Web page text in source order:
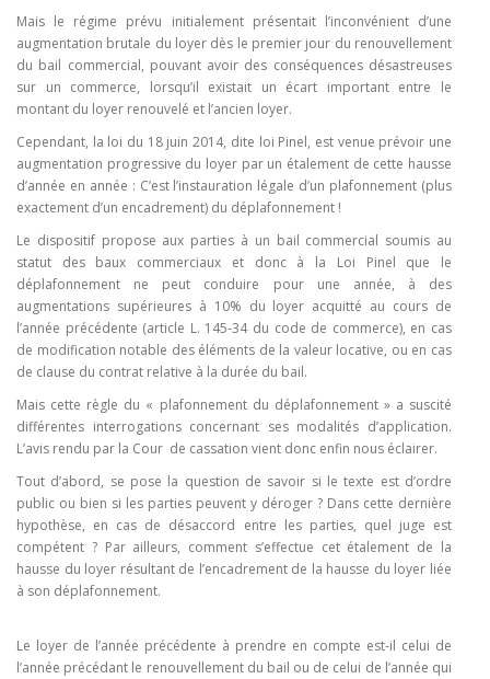
Mais le régime prévu initialement présentait l’inconvénient d’une
augmentation brutale du loyer dès le premier jour du renouvellement
du bail commercial, pouvant avoir des conséquences désastreuses
sur un commerce, lorsqu’il existait un écart important entre le
montant du loyer renouvelé et l’ancien loyer.
Cependant, la loi du 18 juin 2014, dite loi Pinel, est venue prévoir une
augmentation progressive du loyer par un étalement de cette hausse
d’année en année : C’est l’instauration légale d’un plafonnement (plus
exactement d’un encadrement) du déplafonnement !
Le dispositif propose aux parties à un bail commercial soumis au
statut des baux commerciaux et donc à la Loi Pinel que le
déplafonnement ne peut conduire pour une année, à des
augmentations supérieures à 10% du loyer acquitté au cours de
l’année précédente (article L. 145-34 du code de commerce), en cas
de modification notable des éléments de la valeur locative, ou en cas
de clause du contrat relative à la durée du bail.
Mais cette règle du « plafonnement du déplafonnement » a suscité
différentes interrogations concernant ses modalités d’application.
L’avis rendu par la Cour de cassation vient donc enfin nous éclairer.
Tout d’abord, se pose la question de savoir si le texte est d’ordre
public ou bien si les parties peuvent y déroger ? Dans cette dernière
hypothèse, en cas de désaccord entre les parties, quel juge est
compétent ? Par ailleurs, comment s’effectue cet étalement de la
hausse du loyer résultant de l’encadrement de la hausse du loyer liée
à son déplafonnement.
Le loyer de l’année précédente à prendre en compte est-il celui de
l’année précédant le renouvellement du bail ou de celui de l’année qui